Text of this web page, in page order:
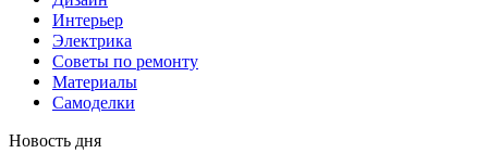
Интерьер
Электрика
Советы по ремонту
Материалы
Самоделки
Новость дня